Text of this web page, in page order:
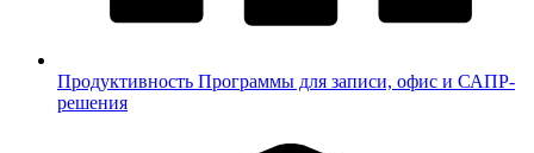
Продуктивность Программы для записи, офис и САПР-
решения